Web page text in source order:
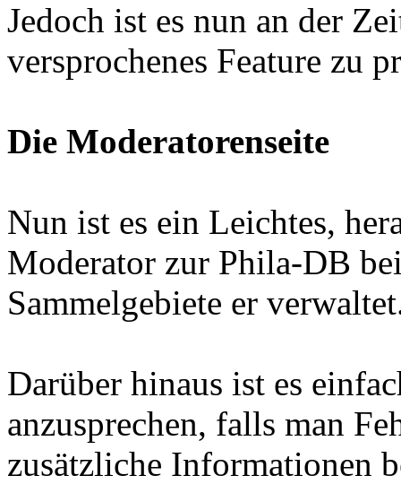
Jedoch ist es nun an der
versprochenes Feature zu
Die Moderatorenseite
Nun ist es ein Leichtes,
Moderator zur Phila-DB
Sammelgebiete er
Darüber hinaus ist es
anzusprechen, falls man
zusätzliche Informationen